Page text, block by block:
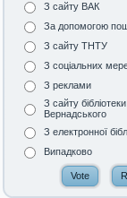
З сайту ВАК
За допомогою
З сайту ТНТУ
З соціальних
З реклами
З сайту бібліотеки
Вернадського
З електронної
Випадково